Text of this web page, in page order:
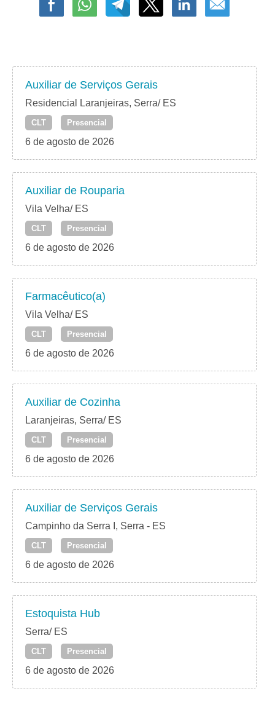
Auxiliar de Serviços Gerais
Residencial Laranjeiras, Serra/ ES
CLT Presencial
6 de agosto de 2026
Auxiliar de Rouparia
Vila Velha/ ES
CLT Presencial
6 de agosto de 2026
Farmacêutico(a)
Vila Velha/ ES
CLT Presencial
6 de agosto de 2026
Auxiliar de Cozinha
Laranjeiras, Serra/ ES
CLT Presencial
6 de agosto de 2026
Auxiliar de Serviços Gerais
Campinho da Serra I, Serra - ES
CLT Presencial
6 de agosto de 2026
Estoquista Hub
Serra/ ES
CLT Presencial
6 de agosto de 2026